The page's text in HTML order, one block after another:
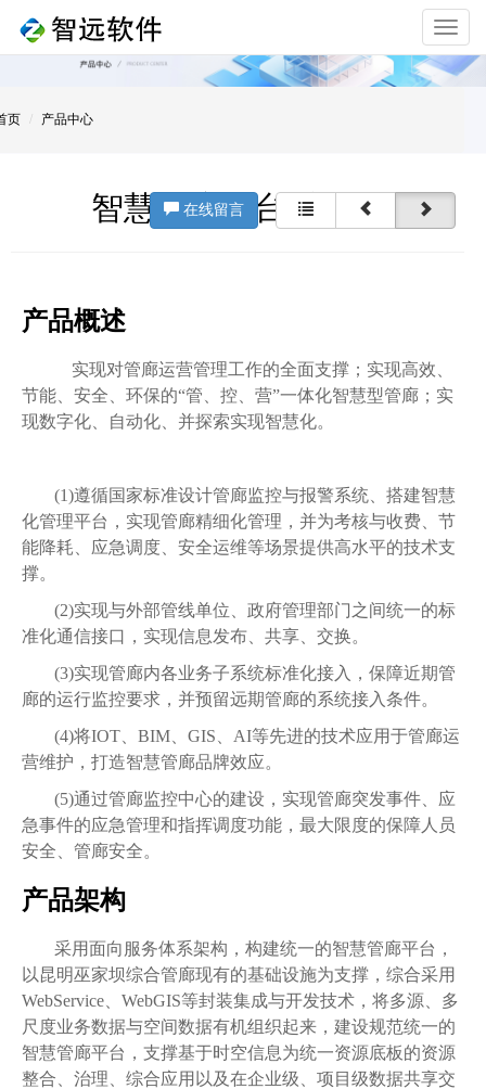
Toggle
页 产品中心
在线留言
智慧管廊平台-产品介绍
产品概述
实现对管廊运营管理工作的全面支撑；实现高效、
节能、安全、环保的“管、控、营”一体化智慧型管廊；实
现数字化、自动化、并探索实现智慧化。
(1)遵循国家标准设计管廊监控与报警系统、搭建智慧
化管理平台，实现管廊精细化管理，并为考核与收费、节
能降耗、应急调度、安全运维等场景提供高水平的技术支
撑。
(2)实现与外部管线单位、政府管理部门之间统一的标
准化通信接口，实现信息发布、共享、交换。
(3)实现管廊内各业务子系统标准化接入，保障近期管
廊的运行监控要求，并预留远期管廊的系统接入条件。
(4)将IOT、BIM、GIS、AI等先进的技术应用于管廊运
营维护，打造智慧管廊品牌效应。
(5)通过管廊监控中心的建设，实现管廊突发事件、应
急事件的应急管理和指挥调度功能，最大限度的保障人员
安全、管廊安全。
产品架构
采用面向服务体系架构，构建统一的智慧管廊平台，
以昆明巫家坝综合管廊现有的基础设施为支撑，综合采用
WebService、WebGIS等封装集成与开发技术，将多源、多
尺度业务数据与空间数据有机组织起来，建设规范统一的
智慧管廊平台，支撑基于时空信息为统一资源底板的资源
整合、治理、综合应用以及在企业级、项目级数据共享交